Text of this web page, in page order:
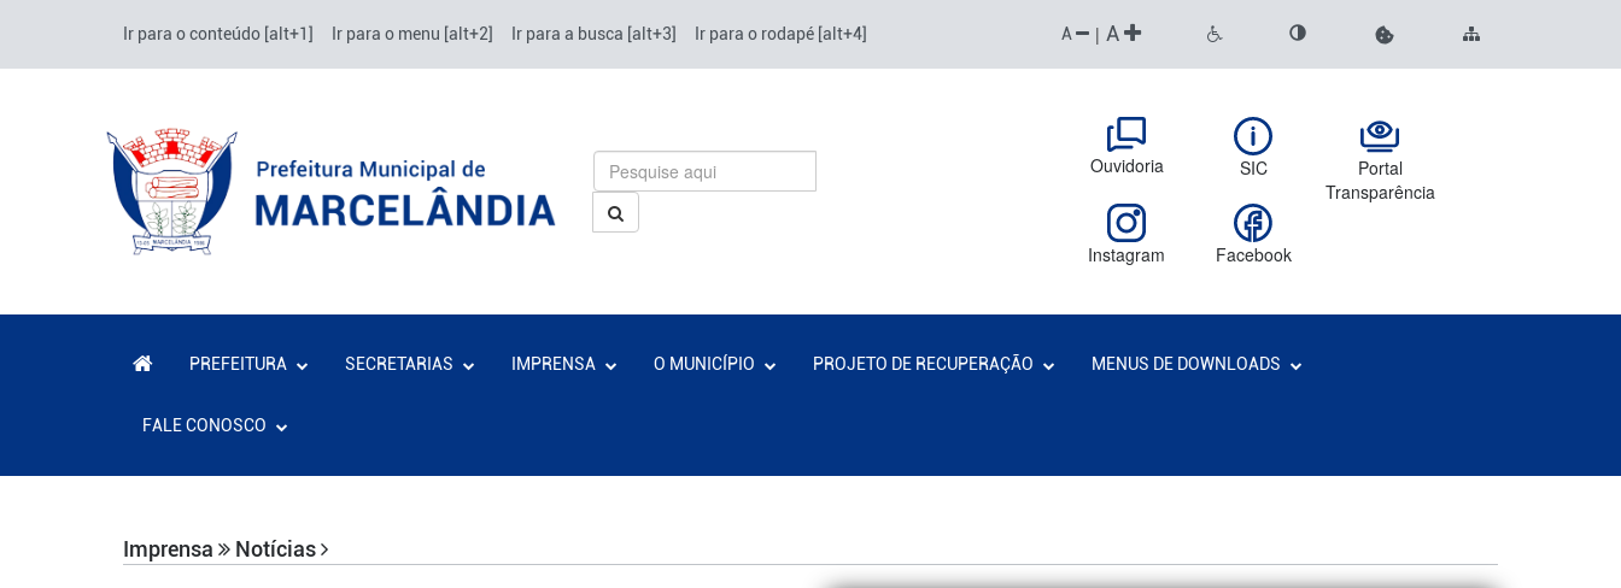
Ir para o conteúdo [alt+1] Ir para o menu [alt+2] Ir para a busca [alt+3] Ir para o rodapé [alt+4] A | A
Ouvidoria SIC
Portal
Transparência
Instagram Facebook
PREFEITURA SECRETARIAS IMPRENSA O MUNICÍPIO PROJETO DE RECUPERAÇÃO MENUS DE DOWNLOADS
FALE CONOSCO
Imprensa Notícias